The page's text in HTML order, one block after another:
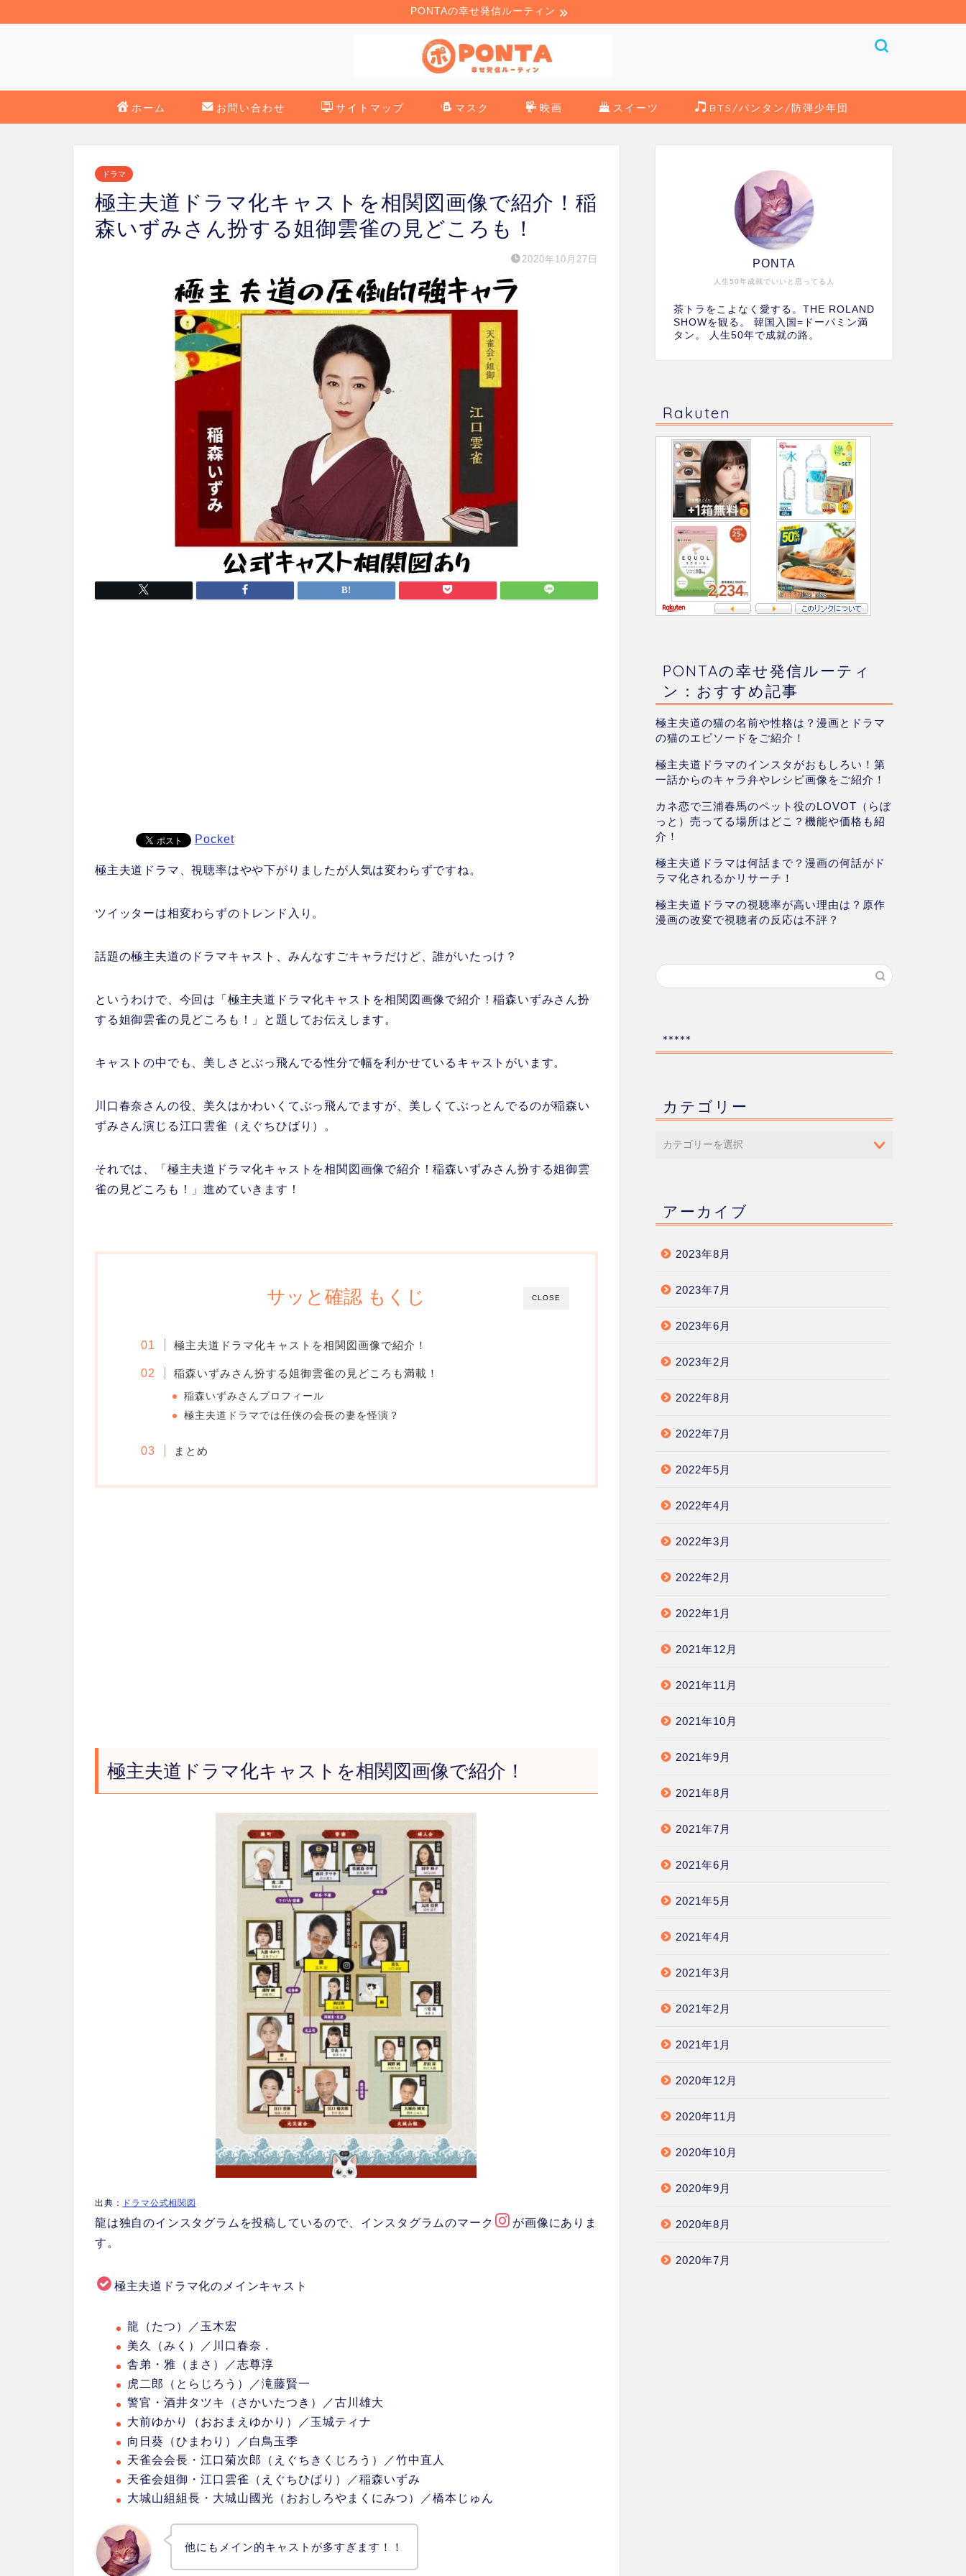
PONTAの幸せ発信ルーティン
ホーム お問い合わせ サイトマップ マスク 映画 スイーツ BTS/バンタン/防弾少年団
ドラマ
極主夫道ドラマ化キャストを相関図画像で紹介！稲
森いずみさん扮する姐御雲雀の見どころも！
2020年10月27日
Pocket
極主夫道ドラマ、視聴率はやや下がりましたが人気は変わらずですね。
ツイッターは相変わらずのトレンド入り。
話題の極主夫道のドラマキャスト、みんなすごキャラだけど、誰がいたっけ？
というわけで、今回は「極主夫道ドラマ化キャストを相関図画像で紹介！稲森いずみさん扮
する姐御雲雀の見どころも！」と題してお伝えします。
キャストの中でも、美しさとぶっ飛んでる性分で幅を利かせているキャストがいます。
川口春奈さんの役、美久はかわいくてぶっ飛んでますが、美しくてぶっとんでるのが稲森い
ずみさん演じる江口雲雀（えぐちひばり）。
それでは、「極主夫道ドラマ化キャストを相関図画像で紹介！稲森いずみさん扮する姐御雲
雀の見どころも！」進めていきます！
CLOSE
サッと確認 もくじ
極主夫道ドラマ化キャストを相関図画像で紹介！
稲森いずみさん扮する姐御雲雀の見どころも満載！
稲森いずみさんプロフィール
極主夫道ドラマでは任侠の会長の妻を怪演？
まとめ
極主夫道ドラマ化キャストを相関図画像で紹介！
出典： ドラマ公式相関図
龍は独自のインスタグラムを投稿しているので、インスタグラムのマーク
が画像にありま
す。
極主夫道ドラマ化のメインキャスト
龍（たつ）／玉木宏
美久（みく）／川口春奈 .
舎弟・雅（まさ）／志尊淳
虎二郎（とらじろう）／滝藤賢一
警官・酒井タツキ（さかいたつき）／古川雄大
大前ゆかり（おおまえゆかり）／玉城ティナ
向日葵（ひまわり）／白鳥玉季
天雀会会長・江口菊次郎（えぐちきくじろう）／竹中直人
天雀会姐御・江口雲雀（えぐちひばり）／稲森いずみ
大城山組組長・大城山國光（おおしろやまくにみつ）／橋本じゅん
他にもメイン的キャストが多すぎます！！
人生50年成就でいいと思ってる人
PONTA
茶トラをこよなく愛する。THE ROLAND
SHOWを観る。 韓国入国=ドーパミン満
タン。 人生50年で成就の路。
Rakuten
PONTAの幸せ発信ルーティ
ン：おすすめ記事
極主夫道の猫の名前や性格は？漫画とドラマ
の猫のエピソードをご紹介！
極主夫道ドラマのインスタがおもしろい！第
一話からのキャラ弁やレシピ画像をご紹介！
カネ恋で三浦春馬のペット役のLOVOT（らぼ
っと）売ってる場所はどこ？機能や価格も紹
介！
極主夫道ドラマは何話まで？漫画の何話がド
ラマ化されるかリサーチ！
極主夫道ドラマの視聴率が高い理由は？原作
漫画の改変で視聴者の反応は不評？
*****
カテゴリー
アーカイブ
2023年8月
2023年7月
2023年6月
2023年2月
2022年8月
2022年7月
2022年5月
2022年4月
2022年3月
2022年2月
2022年1月
2021年12月
2021年11月
2021年10月
2021年9月
2021年8月
2021年7月
2021年6月
2021年5月
2021年4月
2021年3月
2021年2月
2021年1月
2020年12月
2020年11月
2020年10月
2020年9月
2020年8月
2020年7月